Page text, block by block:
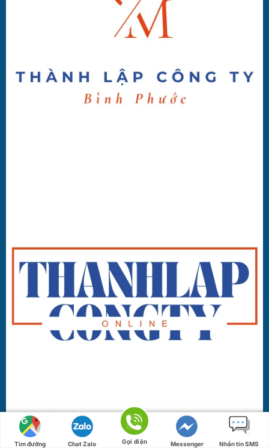
Tìm đường Chat Zalo Gọi điện Messenger Nhắn tin SMS